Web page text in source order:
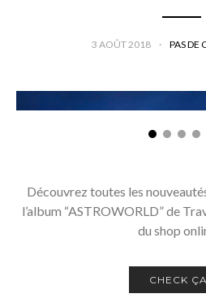
3 AOÛT 2018 PAS DE
Découvrez toutes les
l’album “ASTROWORLD” de
du shop
CHECK